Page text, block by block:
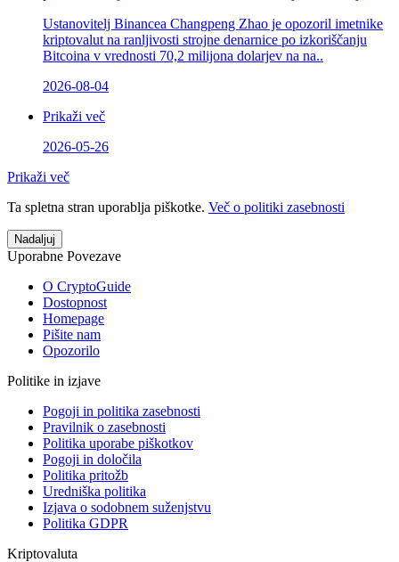
Ustanovitelj Binancea Changpeng Zhao je opozoril imetnike
kriptovalut na ranljivosti strojne denarnice po izkoriščanju
Bitcoina v vrednosti 70,2 milijona dolarjev na na..
2026-08-04
Prikaži več
2026-05-26
Prikaži več
Ta spletna stran uporablja piškotke. Več o politiki zasebnosti
Nadaljuj
Uporabne Povezave
O CryptoGuide
Dostopnost
Homepage
Pišite nam
Opozorilo
Politike in izjave
Pogoji in politika zasebnosti
Pravilnik o zasebnosti
Politika uporabe piškotkov
Pogoji in določila
Politika pritožb
Uredniška politika
Izjava o sodobnem suženjstvu
Politika GDPR
Kriptovaluta